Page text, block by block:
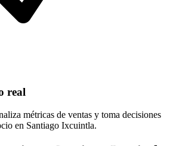
real
métricas de ventas y toma decisiones
en Santiago Ixcuintla.